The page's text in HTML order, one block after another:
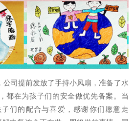
公司提前发放了手持小风扇，准备了水
都在为孩子们的安全做优先备案。当
们的配合与喜爱，感谢你们愿意走